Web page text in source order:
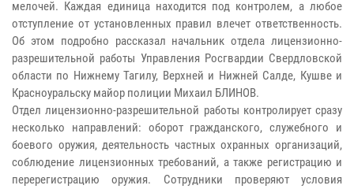
мелочей. Каждая единица находится под контролем, а любое
отступление от установленных правил влечет ответственность.
Об этом подробно рассказал начальник отдела лицензионно-
разрешительной работы Управления Росгвардии Свердловской
области по Нижнему Тагилу, Верхней и Нижней Салде, Кушве и
Красноуральску майор полиции Михаил БЛИНОВ.
Отдел лицензионно-разрешительной работы контролирует сразу
несколько направлений: оборот гражданского, служебного и
боевого оружия, деятельность частных охранных организаций,
соблюдение лицензионных требований, а также регистрацию и
перерегистрацию оружия. Сотрудники проверяют условия